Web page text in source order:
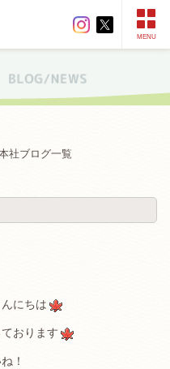
MENU
社ブログ一覧
にちは
おります
！